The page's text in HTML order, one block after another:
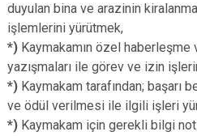
duyulan bina ve arazinin
işlemlerini yürütmek,
*) Kaymakamın özel haberleşme
yazışmaları ile görev ve izin
*) Kaymakam tarafından; başarı
ve ödül verilmesi ile ilgili işleri
*) Kaymakam için gerekli bilgi